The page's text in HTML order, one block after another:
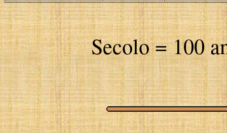
Secolo = 100